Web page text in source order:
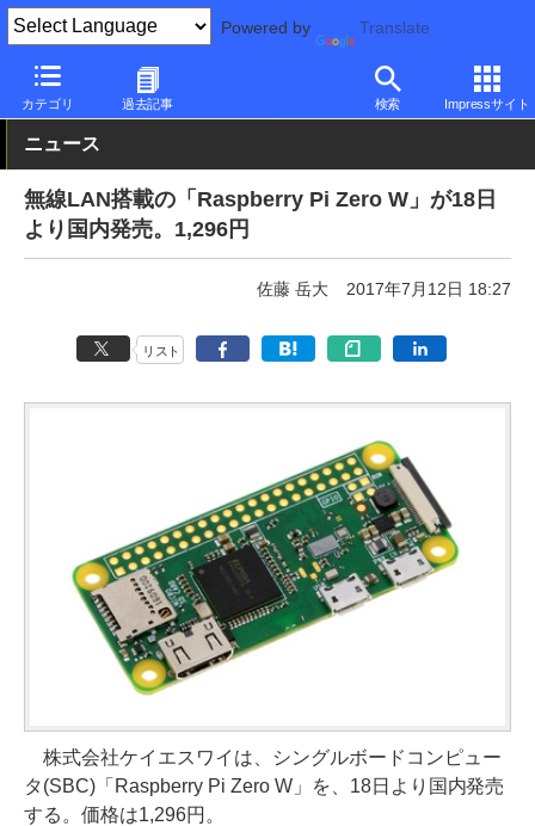
Powered by Translate
カテゴリ 過去記事 検索 Impressサイト
PC Watch 市場 IoT
ニュース
無線LAN搭載の「Raspberry Pi Zero W」が18日
より国内発売。1,296円
佐藤 岳大 2017年7月12日 18:27
リスト
株式会社ケイエスワイは、シングルボードコンピュー
タ(SBC)「Raspberry Pi Zero W」を、18日より国内発売
する。価格は1,296円。